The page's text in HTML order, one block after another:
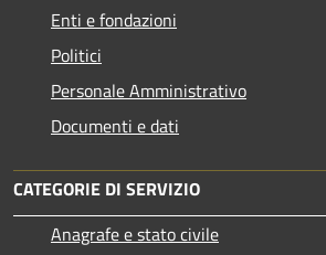
Enti e fondazioni
Politici
Personale Amministrativo
Documenti e dati
CATEGORIE DI SERVIZIO
Anagrafe e stato civile